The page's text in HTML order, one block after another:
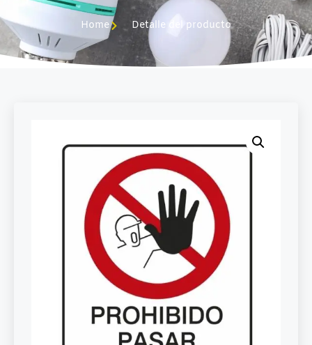
Home Detalle del producto